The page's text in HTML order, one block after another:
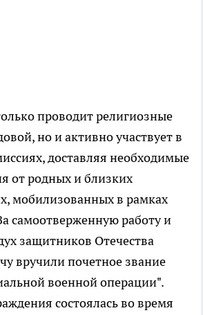
проводит религиозные
но и активно участвует в
доставляя необходимые
от родных и близких
мобилизованных в рамках
самоотверженную работу и
защитников Отечества
вручили почетное звание
военной операции".
состоялась во время